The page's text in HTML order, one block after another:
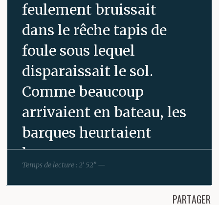
feulement bruissait
dans le rêche tapis de
foule sous lequel
disparaissait le sol.
Comme beaucoup
arrivaient en bateau, les
barques heurtaient
leurs coques,
entremêlaient leurs
rames à grand bruit et il
Temps de lecture : 2’ 52” —
PARTAGER